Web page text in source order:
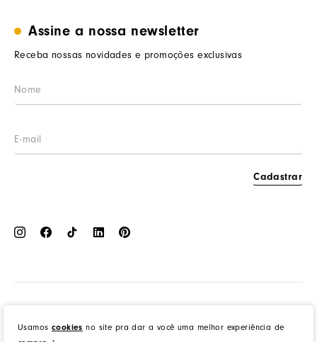
Usamos cookies no site pra dar a você uma melhor experiência de
Trabalhe conosco
Segurança e privacidade
Prazos de entrega
LGPD
Cashback
Meus pedidos
Wishlist
Assine a nossa newsletter
Receba nossas novidades e promoções exclusivas
Cadastrar